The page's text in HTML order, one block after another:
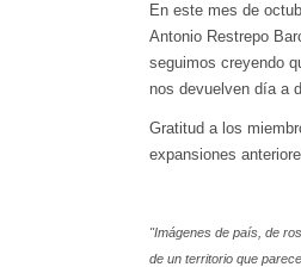
En este mes de
Antonio Restrepo
seguimos creyendo
nos devuelven día a
Gratitud a los
expansiones
"Imágenes de país, de
de un territorio que